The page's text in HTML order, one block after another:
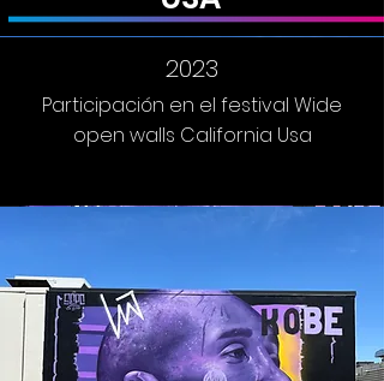
2023
open walls California Usa
2023
2023
Participación en el festival Wide
open walls California Usa